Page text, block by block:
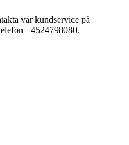
vår kundservice på
+4524798080.